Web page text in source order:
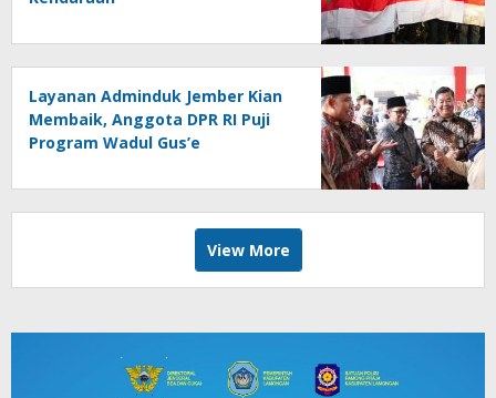
Layanan Adminduk Jember Kian
Membaik, Anggota DPR RI Puji
Program Wadul Gus’e
View More